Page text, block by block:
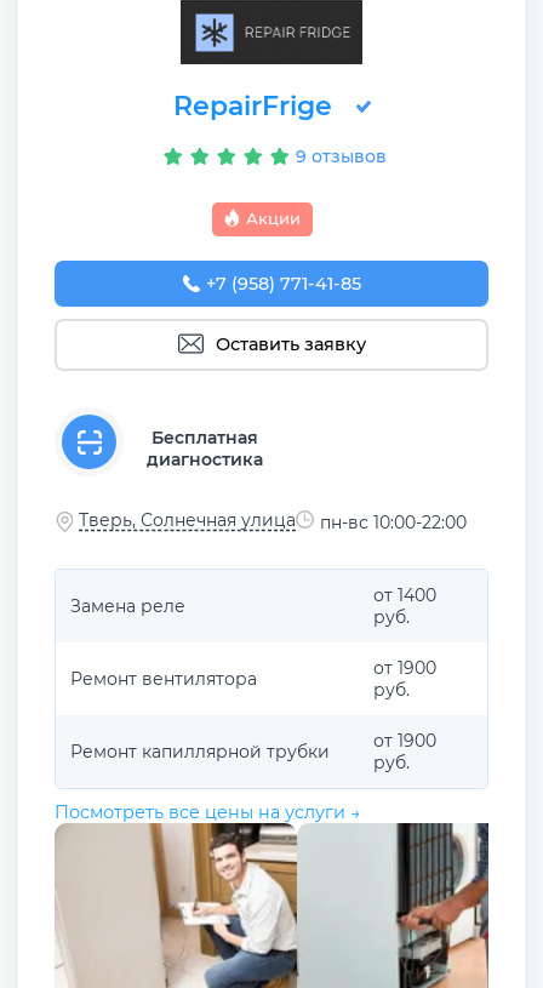
RepairFrige
9 отзывов
Акции
+7 (958) 771-41-85
Оставить заявку
Бесплатная
диагностика
Тверь, Солнечная улица пн-вс 10:00-22:00
Замена реле
от 1400
руб.
Ремонт вентилятора
от 1900
руб.
Ремонт капиллярной трубки
от 1900
руб.
Посмотреть все цены на услуги →